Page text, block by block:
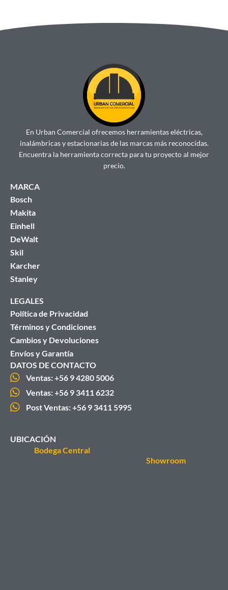
En Urban Comercial ofrecemos herramientas eléctricas,
inalámbricas y estacionarias de las marcas más reconocidas.
Encuentra la herramienta correcta para tu proyecto al mejor
precio.
MARCA
Bosch
Makita
Einhell
DeWalt
Skil
Karcher
Stanley
LEGALES
Política de Privacidad
Términos y Condiciones
Cambios y Devoluciones
Envíos y Garantía
DATOS DE CONTACTO
Ventas: +56 9 4280 5006
Ventas: +56 9 3411 6232
Post Ventas: +56 9 3411 5995
UBICACIÓN
Bodega Central
Showroom